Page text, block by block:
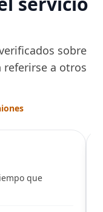
sobre
a otros
que